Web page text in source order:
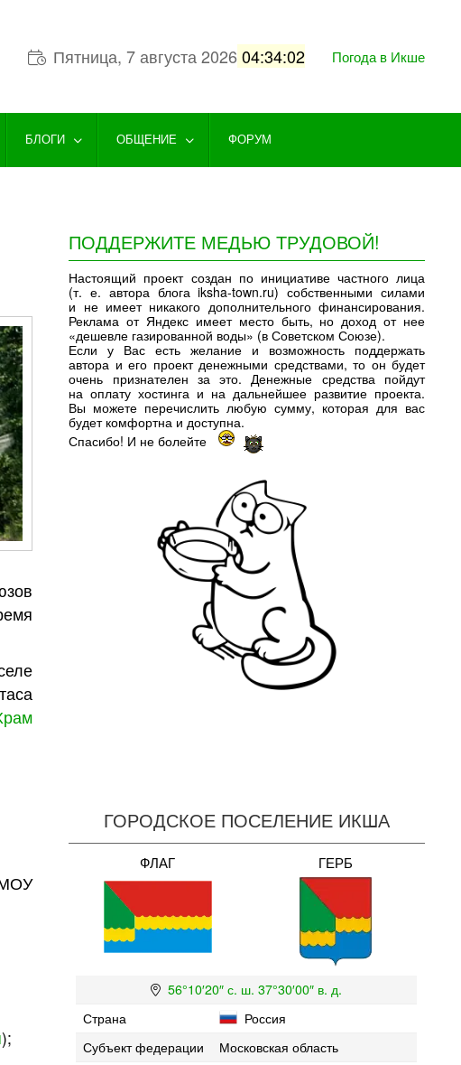
Пятница, 7 августа 202604:34:03 Погода в Икше
БЛОГИ ОБЩЕНИЕ ФОРУМ
);
ПОДДЕРЖИТЕ МЕДЬЮ ТРУДОВОЙ!
Настоящий проект создан по инициативе частного лица
(т. е. автора блога iksha-town.ru) собственными силами
и не имеет никакого дополнительного финансирования.
Реклама от Яндекс имеет место быть, но доход от нее
«дешевле газированной воды» (в Советском Союзе).
Если у Вас есть желание и возможность поддержать
автора и его проект денежными средствами, то он будет
очень признателен за это. Денежные средства пойдут
на оплату хостинга и на дальнейшее развитие проекта.
Вы можете перечислить любую сумму, которая для вас
будет комфортна и доступна.
Спасибо! И не болейте
ГОРОДСКОЕ ПОСЕЛЕНИЕ ИКША
ФЛАГ ГЕРБ
56°10′20″ с. ш. 37°30′00″ в. д.
Страна
Россия
Субъект федерации
Московская область